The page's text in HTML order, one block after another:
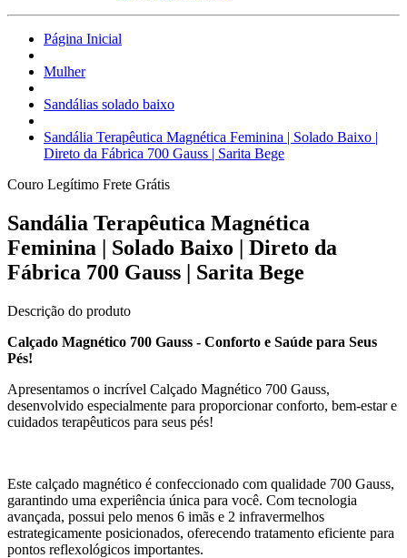
Página Inicial
Mulher
Sandálias solado baixo
Sandália Terapêutica Magnética Feminina | Solado Baixo |
Direto da Fábrica 700 Gauss | Sarita Bege
Couro Legítimo Frete Grátis
Sandália Terapêutica Magnética
Feminina | Solado Baixo | Direto da
Fábrica 700 Gauss | Sarita Bege
Descrição do produto
Calçado Magnético 700 Gauss - Conforto e Saúde para Seus
Pés!
Apresentamos o incrível Calçado Magnético 700 Gauss,
desenvolvido especialmente para proporcionar conforto, bem-estar e
cuidados terapêuticos para seus pés!
Este calçado magnético é confeccionado com qualidade 700 Gauss,
garantindo uma experiência única para você. Com tecnologia
avançada, possui pelo menos 6 imãs e 2 infravermelhos
estrategicamente posicionados, oferecendo tratamento eficiente para
pontos reflexológicos importantes.